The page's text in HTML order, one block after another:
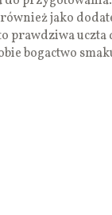
jako
prawdziwa
bogactwo